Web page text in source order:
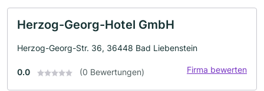
Herzog-Georg-Hotel GmbH
Herzog-Georg-Str. 36, 36448 Bad Liebenstein
0.0 (0 Bewertungen) Firma bewerten